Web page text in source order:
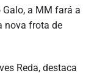
Galo, a MM fará a
nova frota de
Reda, destaca